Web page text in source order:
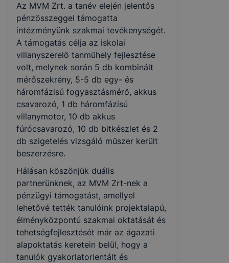
Az MVM Zrt. a tanév elején jelentős
pénzösszeggel támogatta
intézményünk szakmai tevékenységét.
A támogatás célja az iskolai
villanyszerelő tanműhely fejlesztése
volt, melynek során 5 db kombinált
mérőszekrény, 5-5 db egy- és
háromfázisú fogyasztásmérő, akkus
csavarozó, 1 db háromfázisú
villanymotor, 10 db akkus
fúrócsavarozó, 10 db bitkészlet és 2
db szigetelés vizsgáló műszer került
beszerzésre.
Hálásan köszönjük duális
partnerünknek, az MVM Zrt-nek a
pénzügyi támogatást, amellyel
lehetővé tették tanulóink projektalapú,
élményközpontú szakmai oktatását és
tehetségfejlesztését már az ágazati
alapoktatás keretein belül, hogy a
tanulók gyakorlatorientált és